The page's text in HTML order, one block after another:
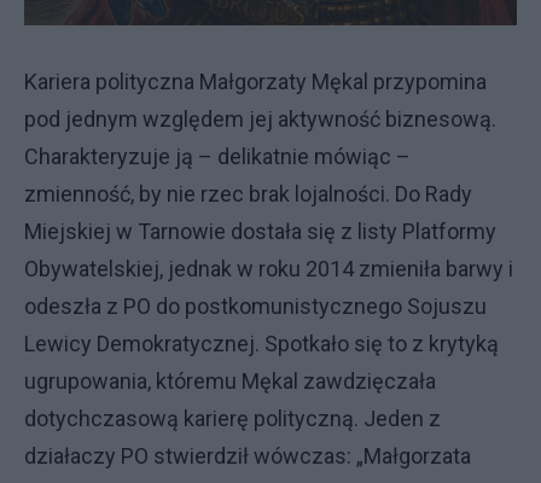
Kariera polityczna Małgorzaty Mękal przypomina
pod jednym względem jej aktywność biznesową.
Charakteryzuje ją – delikatnie mówiąc –
zmienność, by nie rzec brak lojalności. Do Rady
Miejskiej w Tarnowie dostała się z listy Platformy
Obywatelskiej, jednak w roku 2014 zmieniła barwy i
odeszła z PO do postkomunistycznego Sojuszu
Lewicy Demokratycznej. Spotkało się to z krytyką
ugrupowania, któremu Mękal zawdzięczała
dotychczasową karierę polityczną. Jeden z
działaczy PO stwierdził wówczas: „Małgorzata